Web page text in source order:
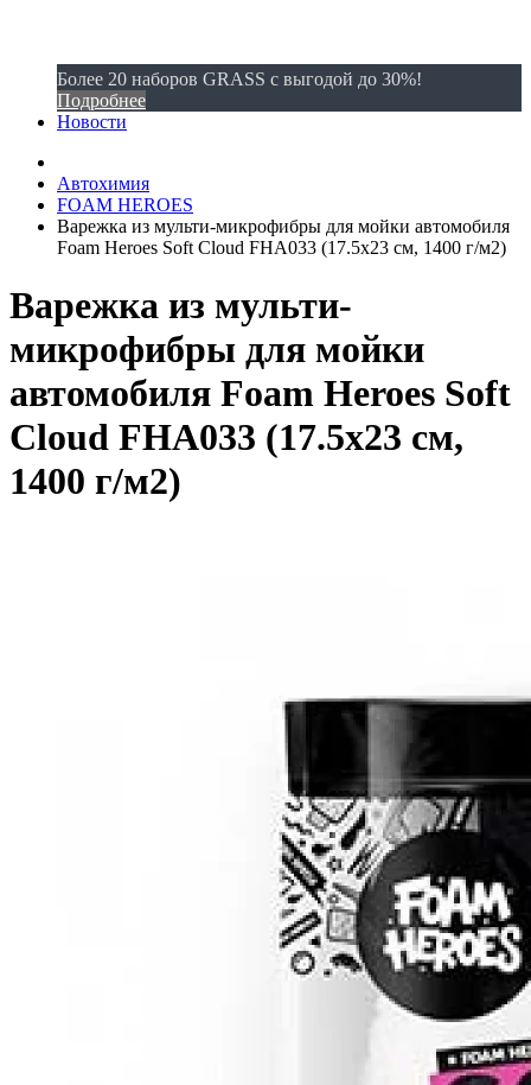
Более 20 наборов GRASS с выгодой до 30%!
Подробнее
Новости
Автохимия
FOAM HEROES
Варежка из мульти-микрофибры для мойки автомобиля
Foam Heroes Soft Cloud FHA033 (17.5x23 см, 1400 г/м2)
Варежка из мульти-
микрофибры для мойки
автомобиля Foam Heroes Soft
Cloud FHA033 (17.5x23 см,
1400 г/м2)